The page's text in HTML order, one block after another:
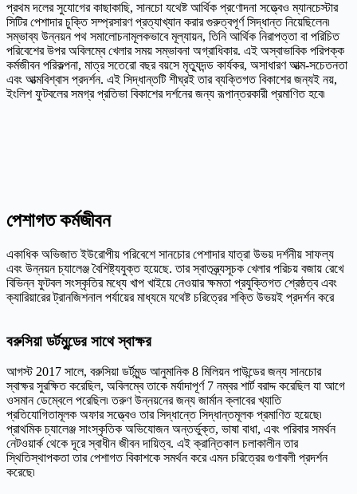
প্রথম দলের সুযোগের কাছাকাছি, সানচো যথেষ্ট আর্থিক প্রণোদনা সত্ত্বেও ম্যানচেস্টার
সিটির পেশাদার চুক্তি সম্প্রসারণ প্রত্যাখ্যান করার গুরুত্বপূর্ণ সিদ্ধান্ত নিয়েছিলেন৷
সম্ভাব্য উন্নয়ন পথ সমালোচনামূলকভাবে মূল্যায়ন, তিনি আর্থিক নিরাপত্তা বা পরিচিত
পরিবেশের উপর অবিলম্বে খেলার সময় সম্ভাবনা অগ্রাধিকার. এই অস্বাভাবিক পরিপক্ক
কর্মজীবন পরিকল্পনা, মাত্র সতেরো বছর বয়সে মৃত্যুদন্ড কার্যকর, অসাধারণ আত্ম-সচেতনতা
এবং আত্মবিশ্বাস প্রদর্শন. এই সিদ্ধান্তটি শীঘ্রই তার ব্যক্তিগত বিকাশের জন্যই নয়,
ইংলিশ ফুটবলের সমগ্র প্রতিভা বিকাশের দর্শনের জন্য রূপান্তরকারী প্রমাণিত হবে৷
পেশাগত কর্মজীবন
একাধিক অভিজাত ইউরোপীয় পরিবেশে সানচোর পেশাদার যাত্রা উভয় দর্শনীয় সাফল্য
এবং উন্নয়ন চ্যালেঞ্জ বৈশিষ্ট্যযুক্ত হয়েছে. তার স্বাতন্ত্র্যসূচক খেলার পরিচয় বজায় রেখে
বিভিন্ন ফুটবল সংস্কৃতির মধ্যে খাপ খাইয়ে নেওয়ার ক্ষমতা প্রযুক্তিগত শ্রেষ্ঠত্ব এবং
ক্যারিয়ারের ট্রানজিশনাল পর্যায়ের মাধ্যমে যথেষ্ট চরিত্রের শক্তি উভয়ই প্রদর্শন করে
বরুসিয়া ডর্টমুন্ডের সাথে স্বাক্ষর
আগস্ট 2017 সালে, বরুসিয়া ডর্টমুন্ড আনুমানিক 8 মিলিয়ন পাউন্ডের জন্য সানচোর
স্বাক্ষর সুরক্ষিত করেছিল, অবিলম্বে তাকে মর্যাদাপূর্ণ 7 নম্বর শার্ট বরাদ্দ করেছিল যা আগে
ওসমান ডেম্বেলে পরেছিল৷ তরুণ উন্নয়নের জন্য জার্মান ক্লাবের খ্যাতি
প্রতিযোগিতামূলক অফার সত্ত্বেও তার সিদ্ধান্তে সিদ্ধান্তমূলক প্রমাণিত হয়েছে৷
প্রাথমিক চ্যালেঞ্জ সাংস্কৃতিক অভিযোজন অন্তর্ভুক্ত, ভাষা বাধা, এবং পরিবার সমর্থন
নেটওয়ার্ক থেকে দূরে স্বাধীন জীবন দায়িত্ব. এই ক্রান্তিকাল চলাকালীন তার
স্থিতিস্থাপকতা তার পেশাগত বিকাশকে সমর্থন করে এমন চরিত্রের গুণাবলী প্রদর্শন
করেছে৷